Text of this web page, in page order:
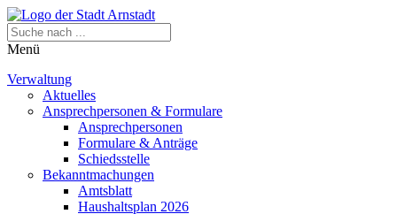
Menü
Verwaltung
Aktuelles
Ansprechpersonen & Formulare
Ansprechpersonen
Formulare & Anträge
Schiedsstelle
Bekanntmachungen
Amtsblatt
Haushaltsplan 2026